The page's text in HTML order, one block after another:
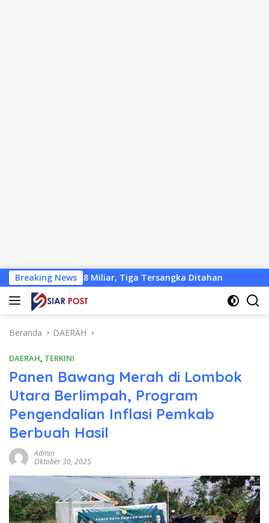
Langsung
ke
konten
Breaking News
Miliar, Tiga Tersangka Ditahan Pemkab KLU
Beranda DAERAH
DAERAH, TERKINI
Panen Bawang Merah di Lombok
Utara Berlimpah, Program
Pengendalian Inflasi Pemkab
Berbuah Hasil
Admin
Oktober 30, 2025